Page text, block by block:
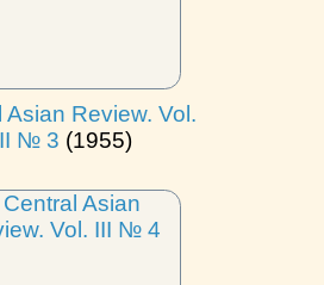
Asian Review. Vol.
№ 3 (1955)